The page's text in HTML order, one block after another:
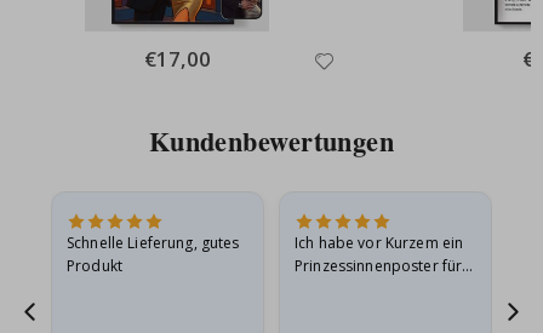
Special
Price
€17,00
Kundenbewertungen
Schnelle Lieferung, gutes
Produkt
Ich habe vor Kurzem ein
Prinzessinnenposter für